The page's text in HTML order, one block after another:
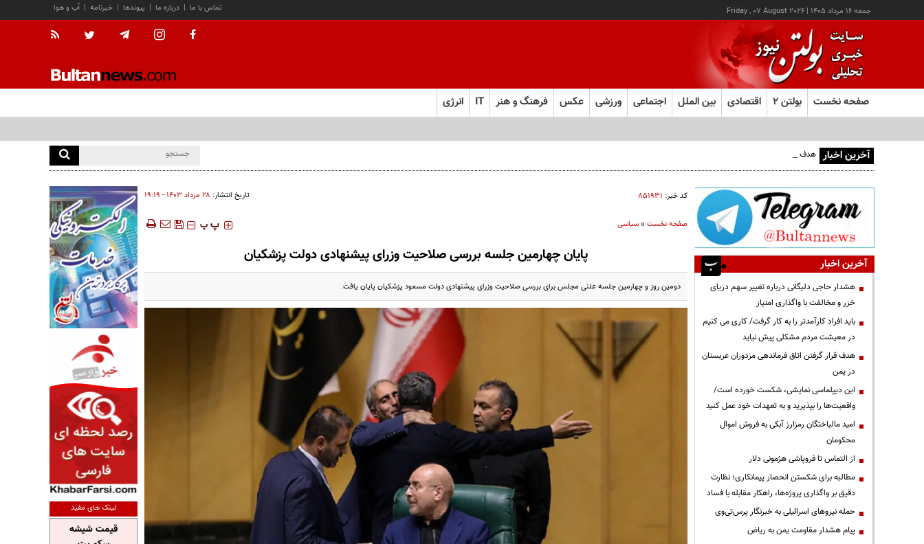
جمعه ۱۶ مرداد ۱۴۰۵ |
Friday , 07 August 2026 آب و هوا | خبرنامه | پیوندها | درباره ما | تماس با ما
صفحه نخست بولتن ۲ اقتصادی بین الملل اجتماعی ورزشی عکس فرهنگ و هنر IT انرژی
آخرین اخبار هدف قرار گرفتن اتاق‌ فرماندهی مزدوران عربستان در یمن
کد خبر: ۸۵۱۹۳۱ تاریخ انتشار: ۲۸ مرداد ۱۴۰۳ - ۱۹:۱۹
صفحه نخست»سیاسی ‍‍‍ پ پ
پایان چهارمین جلسه بررسی صلاحیت وزرای پیشنهادی دولت پزشکیان
دومین روز و چهارمین جلسه علنی مجلس برای بررسی صلاحیت وزرای پیشنهادی دولت مسعود پزشکیان پایان یافت.
آخرین اخبار
هشدار حاجی دلیگانی درباره تغییر سهم دریای
خزر و مخالفت با واگذاری امتیاز
باید افراد کارآمدتر را به کار گرفت/ کاری می کنیم
در معیشت مردم مشکلی پیش نیاید
هدف قرار گرفتن اتاق‌ فرماندهی مزدوران عربستان
در یمن
این دیپلماسی نمایشی، شکست خورده است/
واقعیت‌ها را بپذیرید و به تعهدات خود عمل کنید
امید مالباختگان رمزارز آبکی به فروش اموال
محکومان
از التماس تا فروپاشی هژمونی دلار
مطالبه برای شکستن انحصار پیمانکاری؛ نظارت
دقیق بر واگذاری پروژه‌ها، راهکار مقابله با فساد
حمله نیروهای اسرائیلی به خبرنگار پرس‌تی‌وی
پیام هشدار مقاومت یمن به ریاض
لینک های مفید
قیمت شیشه